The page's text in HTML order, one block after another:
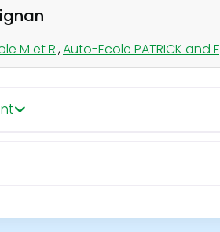
M et R,Auto-Ecole PATRICK and F